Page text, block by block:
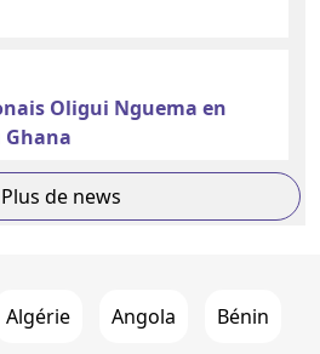
Oligui Nguema en
Plus de news
Algérie Angola Bénin